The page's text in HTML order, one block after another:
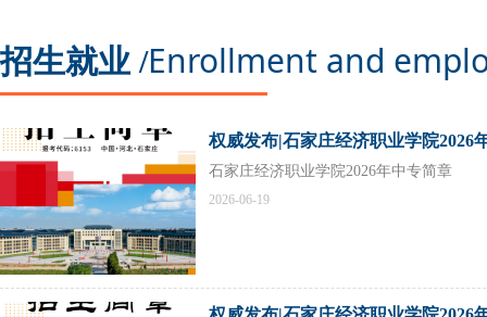
招生就业 /Enrollment and
权威发布|石家庄经济职业学院2026
石家庄经济职业学院2026年中专简章
2026-06-19